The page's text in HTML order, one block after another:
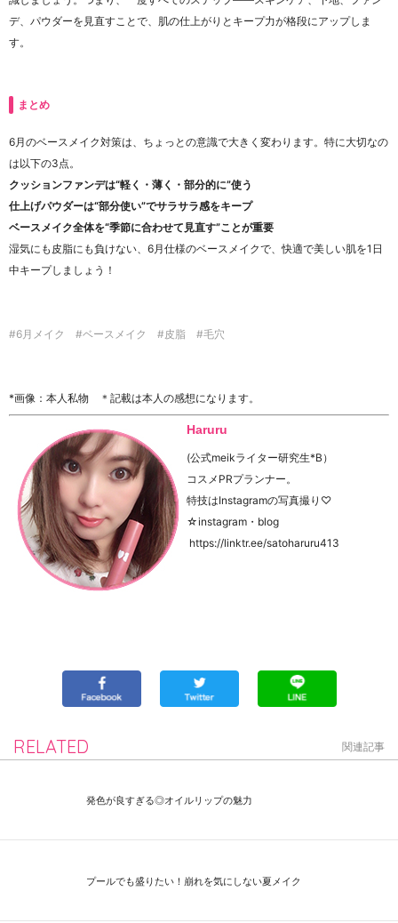
デ、パウダーを見直すことで、肌の仕上がりとキープ力が格段にアップしま
す。
まとめ
6月のベースメイク対策は、ちょっとの意識で大きく変わります。特に大切なの
は以下の3点。
クッションファンデは“軽く・薄く・部分的に”使う
仕上げパウダーは“部分使い”でサラサラ感をキープ
ベースメイク全体を“季節に合わせて見直す”ことが重要
湿気にも皮脂にも負けない、6月仕様のベースメイクで、快適で美しい肌を1日
中キープしましょう！
#6月メイク #ベースメイク #皮脂 #毛穴
*画像：本人私物 ＊記載は本人の感想になります。
Haruru
(公式meikライター研究生*B）
コスメPRプランナー。
特技はInstagramの写真撮り♡
☆instagram・blog
https://linktr.ee/satoharuru413
RELATED 関連記事
発色が良すぎる◎オイルリップの魅力
プールでも盛りたい！崩れを気にしない夏メイク